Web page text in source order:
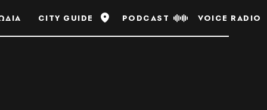
CITY GUIDE PODCAST VOICE RADIO